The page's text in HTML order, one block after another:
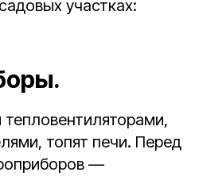
участках:
топят печи. Перед
—